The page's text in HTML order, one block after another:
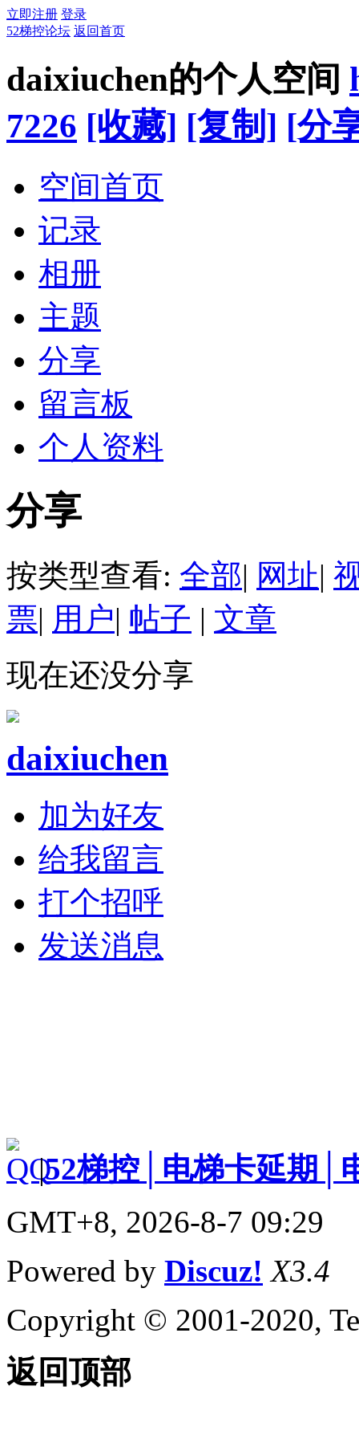
立即注册 登录
52梯控论坛 返回首页
daixiuchen的个人空间
7226 [收藏] [复制] [分
空间首页
记录
相册
主题
分享
留言板
个人资料
分享
按类型查看: 全部| 网址|
票| 用户| 帖子 | 文章
现在还没分享
daixiuchen
加为好友
给我留言
打个招呼
发送消息
|52梯控│电梯卡延期│
GMT+8, 2026-8-7 09:29
Powered by Discuz! X3.4
Copyright © 2001-2020,
返回顶部